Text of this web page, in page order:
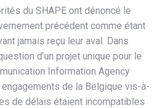
du SHAPE ont dénoncé le
précédent comme étant
jamais reçu leur aval. Dans
d’un projet unique pour le
Information Agency
engagements de la Belgique vis-à-
de délais étaient incompatibles